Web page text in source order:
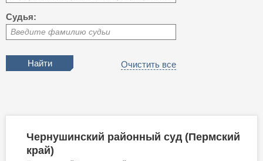
Судья:
Введите фамилию судьи
Очистить все
Чернушинский районный суд (Пермский
край)